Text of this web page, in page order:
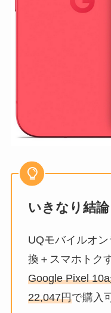
いきなり結論
UQモバイルオ
換＋スマホトク
Google Pixel
22,047円で購入